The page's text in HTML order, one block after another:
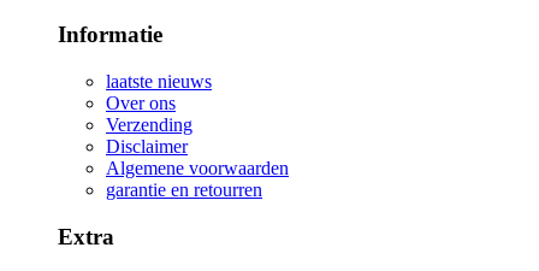
Informatie
laatste nieuws
Over ons
Verzending
Disclaimer
Algemene voorwaarden
garantie en retourren
Extra